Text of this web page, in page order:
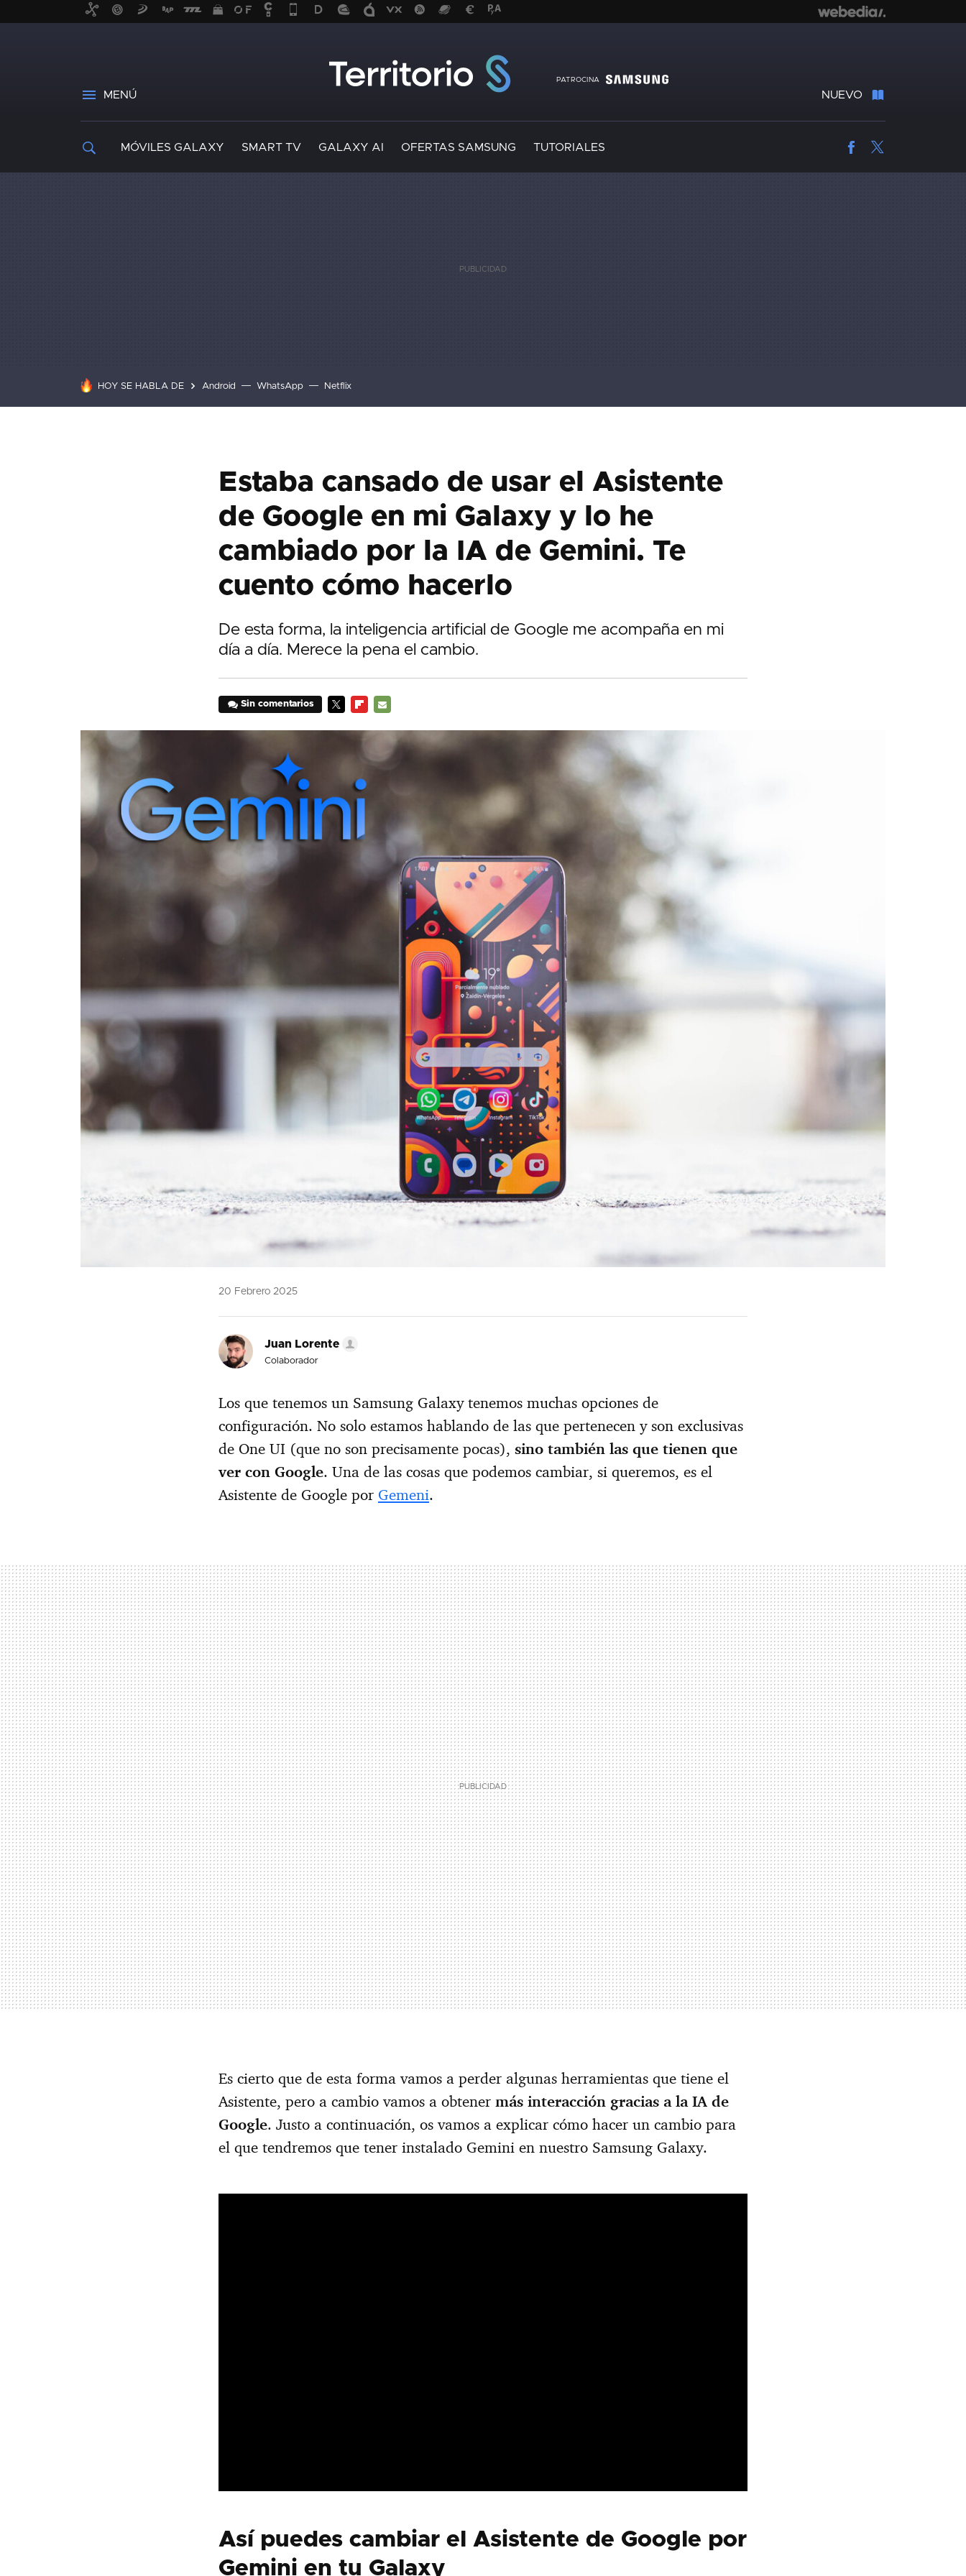
PATROCINA
MENÚ NUEVO
MÓVILES GALAXY SMART TV GALAXY AI OFERTAS SAMSUNG TUTORIALES Facebook
HOY SE HABLA DE Android WhatsApp Netflix
Estaba cansado de usar el Asistente
de Google en mi Galaxy y lo he
cambiado por la IA de Gemini. Te
cuento cómo hacerlo
De esta forma, la inteligencia artificial de Google me acompaña en mi
día a día. Merece la pena el cambio.
Sin comentarios
20 Febrero 2025
Juan Lorente
Colaborador
Los que tenemos un Samsung Galaxy tenemos muchas opciones de
configuración. No solo estamos hablando de las que pertenecen y son exclusivas
de One UI (que no son precisamente pocas), sino también las que tienen que
ver con Google. Una de las cosas que podemos cambiar, si queremos, es el
Asistente de Google por Gemeni.
Es cierto que de esta forma vamos a perder algunas herramientas que tiene el
Asistente, pero a cambio vamos a obtener más interacción gracias a la IA de
Google. Justo a continuación, os vamos a explicar cómo hacer un cambio para
el que tendremos que tener instalado Gemini en nuestro Samsung Galaxy.
Así puedes cambiar el Asistente de Google por
Gemini en tu Galaxy